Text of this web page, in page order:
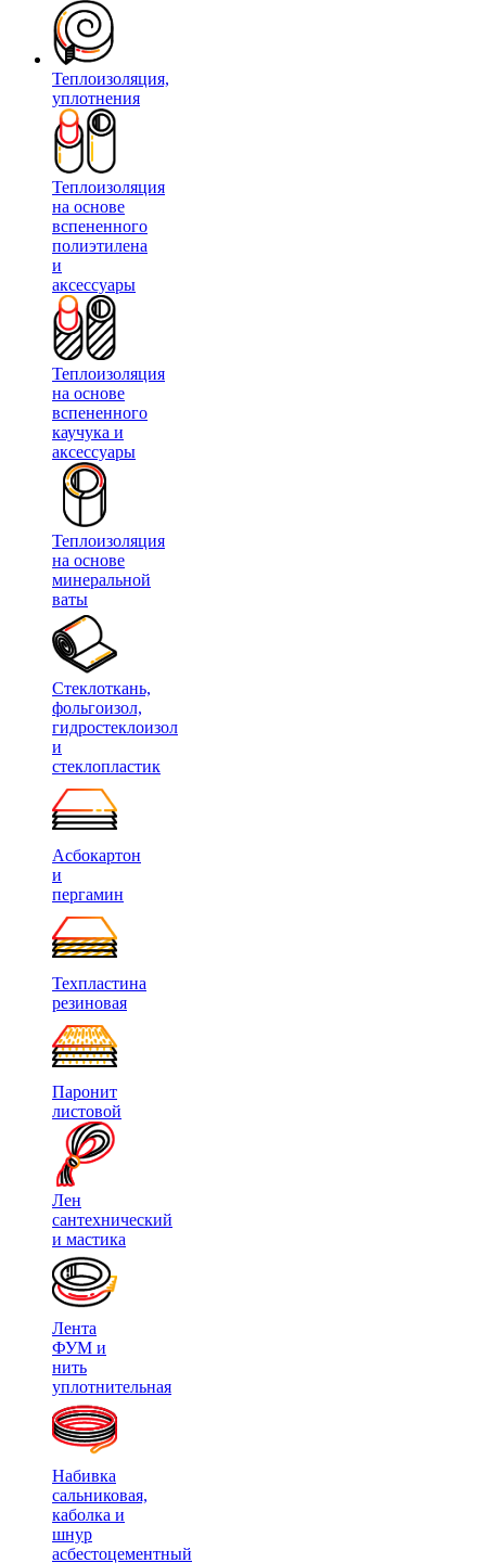
Теплоизоляция,
уплотнения
Теплоизоляция
на основе
вспененного
полиэтилена
и
аксессуары
Теплоизоляция
на основе
вспененного
каучука и
аксессуары
Теплоизоляция
на основе
минеральной
ваты
Стеклоткань,
фольгоизол,
гидростеклоизол
и
стеклопластик
Асбокартон
и
пергамин
Техпластина
резиновая
Паронит
листовой
Лен
сантехнический
и мастика
Лента
ФУМ и
нить
уплотнительная
Набивка
сальниковая,
каболка и
шнур
асбестоцементный